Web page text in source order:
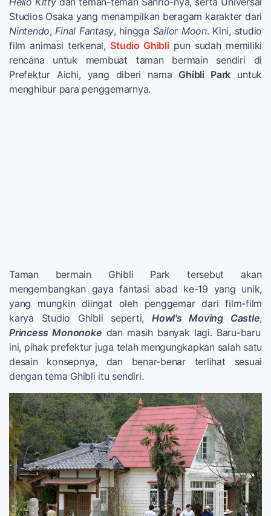
Studios Osaka yang menampilkan beragam karakter dari
Nintendo, Final Fantasy, hingga Sailor Moon. Kini, studio
film animasi terkenal, Studio Ghibli pun sudah memiliki
rencana untuk membuat taman bermain sendiri di
Prefektur Aichi, yang diberi nama Ghibli Park untuk
menghibur para penggemarnya.
Taman bermain Ghibli Park tersebut akan
mengembangkan gaya fantasi abad ke-19 yang unik,
yang mungkin diingat oleh penggemar dari film-film
karya Studio Ghibli seperti,Howl's Moving Castle,
Princess Mononoke dan masih banyak lagi. Baru-baru
ini, pihak prefektur juga telah mengungkapkan salah satu
desain konsepnya, dan benar-benar terlihat sesuai
dengan tema Ghibli itu sendiri.